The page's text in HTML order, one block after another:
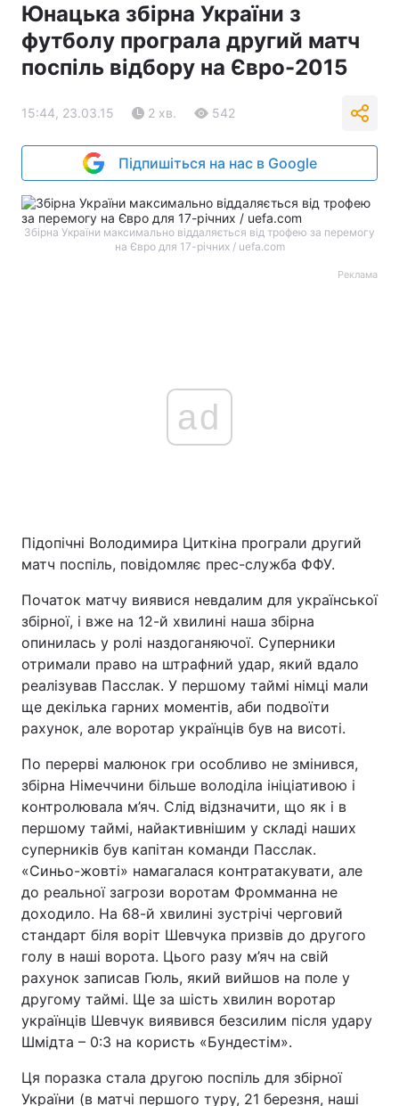
Юнацька збірна України з
футболу програла другий матч
поспіль відбору на Євро-2015
15:44, 23.03.15 2 хв. 542
Підпишіться на нас в Google
Збірна України максимально віддаляється від трофею за перемогу
на Євро для 17-річних / uefa.com
Реклама
ad
Підопічні Володимира Циткіна програли другий
матч поспіль, повідомляє прес-служба ФФУ.
Початок матчу виявися невдалим для української
збірної, і вже на 12-й хвилині наша збірна
опинилась у ролі наздоганяючої. Суперники
отримали право на штрафний удар, який вдало
реалізував Пасслак. У першому таймі німці мали
ще декілька гарних моментів, аби подвоїти
рахунок, але воротар українців був на висоті.
По перерві малюнок гри особливо не змінився,
збірна Німеччини більше володіла ініціативою і
контролювала м’яч. Слід відзначити, що як і в
першому таймі, найактивнішим у складі наших
суперників був капітан команди Пасслак.
«Синьо-жовті» намагалася контратакувати, але
до реальної загрози воротам Фромманна не
доходило. На 68-й хвилині зустрічі черговий
стандарт біля воріт Шевчука призвів до другого
голу в наші ворота. Цього разу м’яч на свій
рахунок записав Гюль, який вийшов на поле у
другому таймі. Ще за шість хвилин воротар
українців Шевчук виявився безсилим після удару
Шмідта – 0:3 на користь «Бундестім».
Ця поразка стала другою поспіль для збірної
України (в матчі першого туру, 21 березня, наші